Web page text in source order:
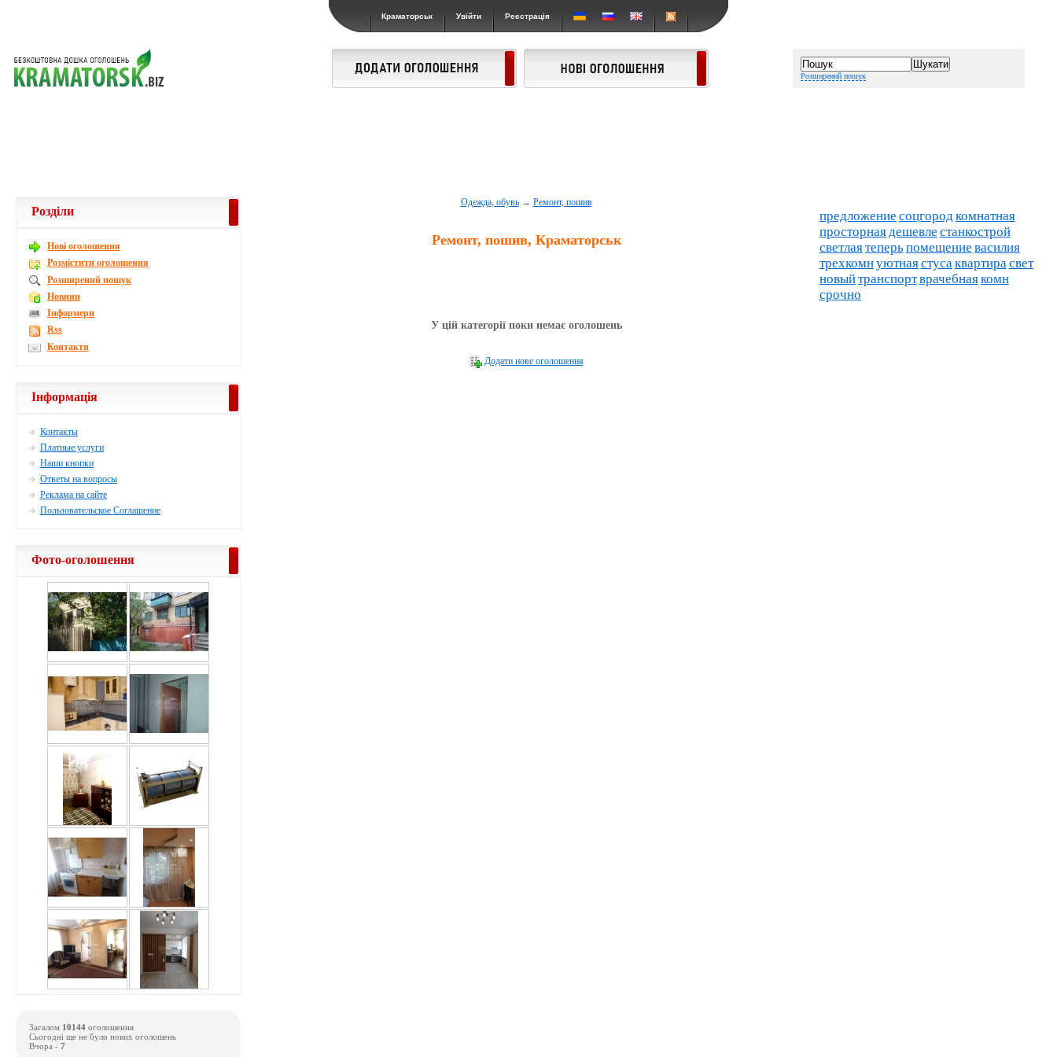
Краматорськ Увійти Реєстрація
Розширений пошук
Одежда, обувь→ Ремонт, пошив
Ремонт, пошив, Краматорськ
У цій категорії поки немає оголошень
Додати нове оголошення
Розділи
Новi оголошення
Розмістити оголошення
Розширений пошук
Новини
Інформери
Rss
Контакти
Інформація
Контакты
Платные услуги
Наши кнопки
Ответы на вопросы
Реклама на сайте
Пользовательское Соглашение
Фото-оголошення
Загалом 10144 оголошення
Сьогодні ще не було нових оголошень
Вчора - 7
предложение соцгородкомнатная
просторнаядешевле станкострой
светлаятеперьпомещение василия
трехкомнуютнаястусаквартирасвет
новыйтранспортврачебнаякомн
срочно